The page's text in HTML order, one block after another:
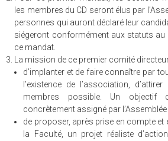
les membres du CD seront élus par
personnes qui auront déclaré leur
siégeront conformément aux statuts au
ce mandat.
La mission de ce premier comité
d’implanter et de faire connaître par
l’existence de l’association,
membres possible. Un objectif
concrètement assigné par l’Assemblée
de proposer, après prise en compte et
la Faculté, un projet réaliste